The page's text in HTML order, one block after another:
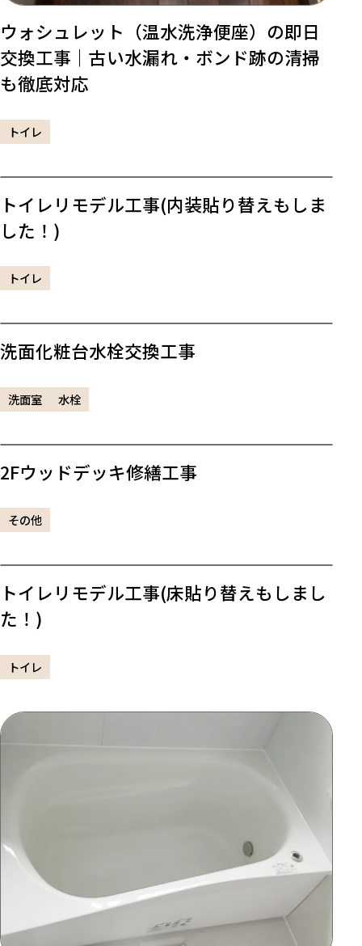
ウォシュレット（温水洗浄便座）の即日
交換工事｜古い水漏れ・ボンド跡の清掃
も徹底対応
トイレ
トイレリモデル工事(内装貼り替えもしま
した！)
トイレ
洗面化粧台水栓交換工事
洗面室 水栓
2Fウッドデッキ修繕工事
その他
トイレリモデル工事(床貼り替えもしまし
た！)
トイレ